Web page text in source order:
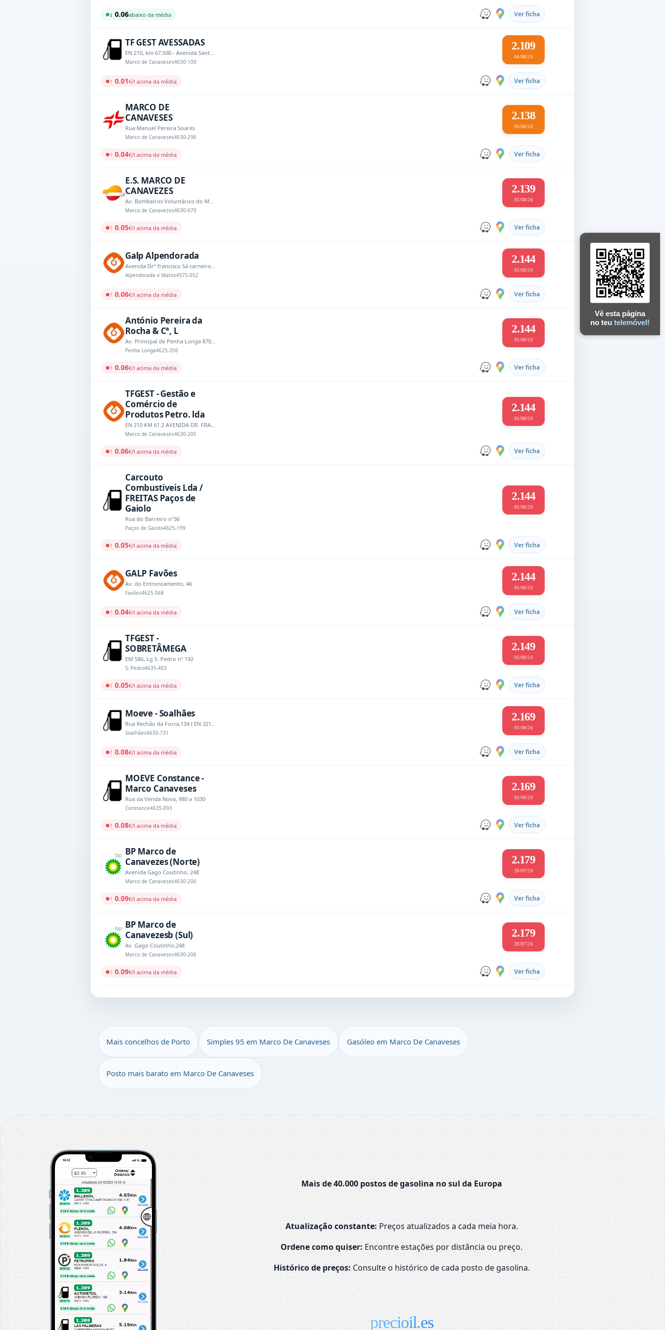
Vê esta página
no teu telemóvel!
↓ 0.06abaixo da média Ver ficha
TF GEST AVESSADAS
EN 210, km 67,500 - Avenida Santuário Menino Jesus de Praga, 809
Marco de Canaveses4630-100
2.109
04/08/26
↑ 0.01€/l acima da média Ver ficha
MARCO DE
CANAVESES
Rua Manuel Pereira Soares
Marco de Canaveses4630-296
2.138
03/08/26
↑ 0.04€/l acima da média Ver ficha
E.S. MARCO DE
CANAVEZES
Av. Bombeiros Voluntários do Marco de Canavezes, 1002
Marco de Canavezes4630-070
2.139
03/08/26
↑ 0.05€/l acima da média Ver ficha
Galp Alpendorada
Avenida Drº francisco Sá carneiro,nº335
Alpendorada e Matos4575-052
2.144
03/08/26
↑ 0.06€/l acima da média Ver ficha
António Pereira da
Rocha & Cª, L
Av. Principal de Penha Longa 870, EN 108 - Km 56,910
Penha Longa4625-356
2.144
03/08/26
↑ 0.06€/l acima da média Ver ficha
TFGEST - Gestão e
Comércio de
Produtos Petro. lda
EN 210 KM 61.2 AVENIDA DR. FRANCISCO SA CARNEIRO
Marco de Canaveses4630-205
2.144
03/08/26
↑ 0.06€/l acima da média Ver ficha
Carcouto
Combustiveis Lda /
FREITAS Paços de
Gaiolo
Rua do Barreiro nº36
Paços de Gaiolo4625-199
2.144
03/08/26
↑ 0.05€/l acima da média Ver ficha
GALP Favões
Av. do Entroncamento, 46
Favões4625-068
2.144
03/08/26
↑ 0.04€/l acima da média Ver ficha
TFGEST -
SOBRETÂMEGA
EM 586, Lg S. Pedro nº 192
S. Pedro4635-403
2.149
03/08/26
↑ 0.05€/l acima da média Ver ficha
Moeve - Soalhães
Rua Rechão da Forca,134 ( EN 321-1, Km 8.580)
Soalhães4630-731
2.169
03/08/26
↑ 0.08€/l acima da média Ver ficha
MOEVE Constance -
Marco Canaveses
Rua da Venda Nova, 980 a 1030
Constance4635-093
2.169
03/08/26
↑ 0.08€/l acima da média Ver ficha
BP Marco de
Canavezes (Norte)
Avenida Gago Coutinho, 248
Marco de Canaveses4630-206
2.179
28/07/26
↑ 0.09€/l acima da média Ver ficha
BP Marco de
Canavezesb (Sul)
Av. Gago Coutinho,248
Marco de Canaveses4630-206
2.179
28/07/26
↑ 0.09€/l acima da média Ver ficha
Mais concelhos de Porto Simples 95 em Marco De Canaveses Gasóleo em Marco De Canaveses
Posto mais barato em Marco De Canaveses
Mais de 40.000 postos de gasolina no sul da Europa
Atualização constante: Preços atualizados a cada meia hora.
Ordene como quiser:Encontre estações por distância ou preço.
Histórico de preços: Consulte o histórico de cada posto de gasolina.
precioil.es